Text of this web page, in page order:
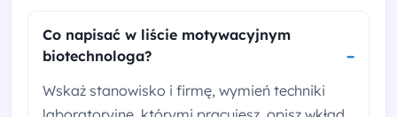
Co napisać w liście motywacyjnym
biotechnologa?
Wskaż stanowisko i firmę, wymień techniki